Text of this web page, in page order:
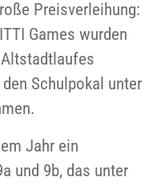
Preisverleihung:
Games wurden
Schulpokal unter
Jahr ein
und 9b, das unter